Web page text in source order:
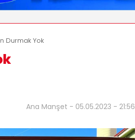
Durmak Yok
Ana Manşet - 05.05.2023 - 21:56